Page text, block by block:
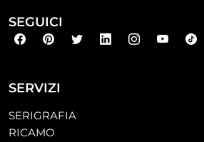
SERVIZI
SERIGRAFIA
RICAMO
SEGUICI